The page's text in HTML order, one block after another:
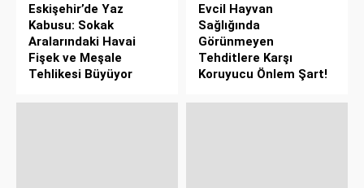
Eskişehir’de Yaz
Kabusu: Sokak
Aralarındaki Havai
Fişek ve Meşale
Tehlikesi Büyüyor
Evcil Hayvan
Sağlığında
Görünmeyen
Tehditlere Karşı
Koruyucu Önlem Şart!